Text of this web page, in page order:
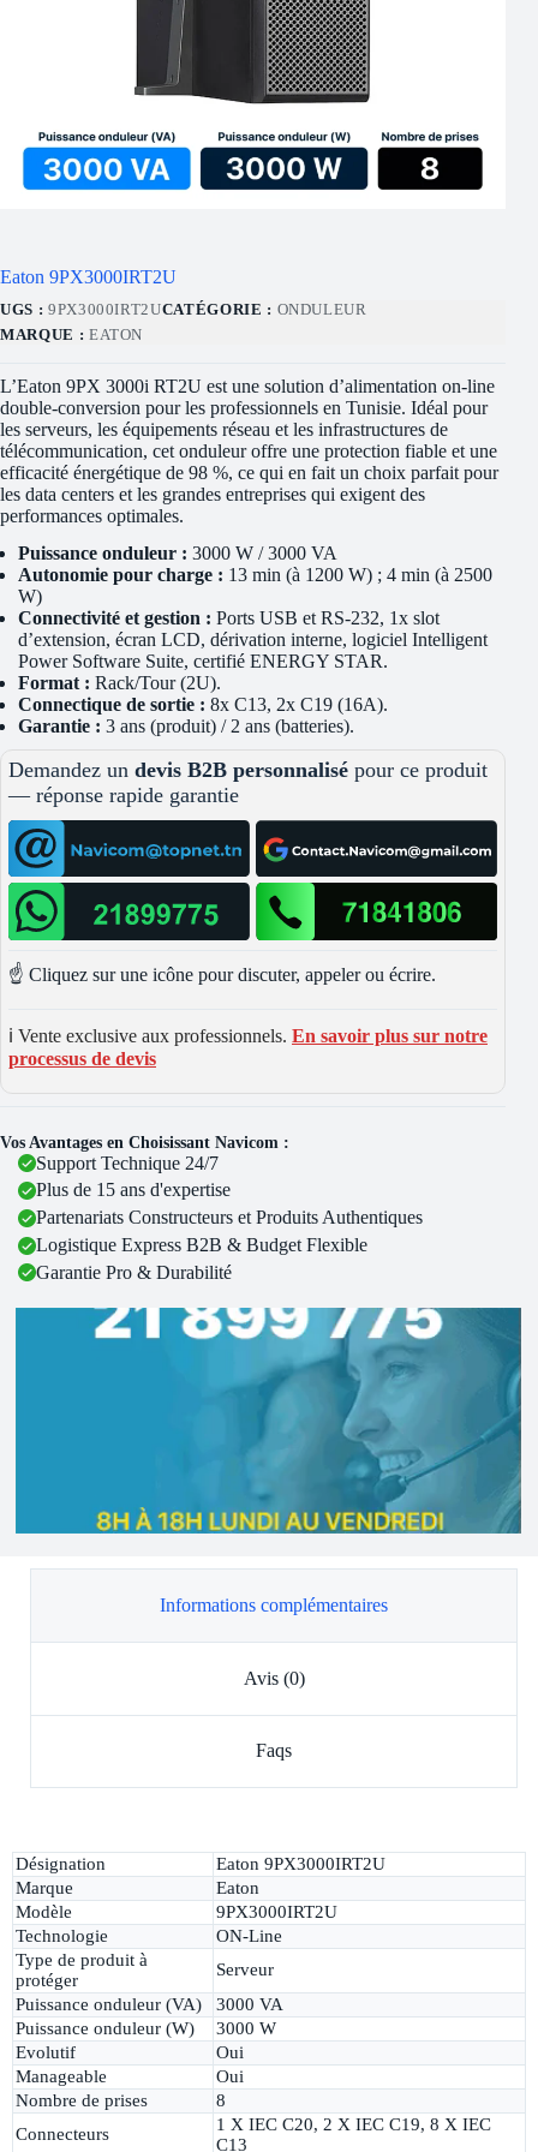
Eaton 9PX3000IRT2U
UGS : 9PX3000IRT2UCATÉGORIE : ONDULEUR
MARQUE : EATON
L’Eaton 9PX 3000i RT2U est une solution d’alimentation on-line
double-conversion pour les professionnels en Tunisie. Idéal pour
les serveurs, les équipements réseau et les infrastructures de
télécommunication, cet onduleur offre une protection fiable et une
efficacité énergétique de 98 %, ce qui en fait un choix parfait pour
les data centers et les grandes entreprises qui exigent des
performances optimales.
Puissance onduleur : 3000 W / 3000 VA
Autonomie pour charge : 13 min (à 1200 W) ; 4 min (à 2500
W)
Connectivité et gestion : Ports USB et RS-232, 1x slot
d’extension, écran LCD, dérivation interne, logiciel Intelligent
Power Software Suite, certifié ENERGY STAR.
Format : Rack/Tour (2U).
Connectique de sortie : 8x C13, 2x C19 (16A).
Garantie : 3 ans (produit) / 2 ans (batteries).
Demandez un devis B2B personnalisé pour ce produit
— réponse rapide garantie
☝️ Cliquez sur une icône pour discuter, appeler ou écrire.
ℹ️ Vente exclusive aux professionnels. En savoir plus sur notre
processus de devis
Vos Avantages en Choisissant Navicom :
Support Technique 24/7
Plus de 15 ans d'expertise
Partenariats Constructeurs et Produits Authentiques
Logistique Express B2B & Budget Flexible
Garantie Pro & Durabilité
Informations complémentaires
Avis (0)
Faqs
Désignation
Eaton 9PX3000IRT2U
Marque
Eaton
Modèle
9PX3000IRT2U
Technologie
ON-Line
Type de produit à
protéger
Serveur
Puissance onduleur (VA)
3000 VA
Puissance onduleur (W)
3000 W
Evolutif
Oui
Manageable
Oui
Nombre de prises
8
Connecteurs
1 X IEC C20, 2 X IEC C19, 8 X IEC
C13